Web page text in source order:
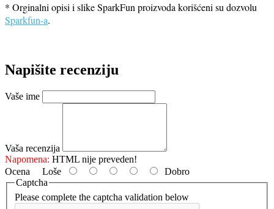
* Orginalni opisi i slike SparkFun proizvoda korišćeni su dozvolu
Sparkfun-a.
Napišite recenziju
Vaše ime
Vaša recenzija
Napomena: HTML nije preveden!
Ocena Loše
Dobro
Captcha
Please complete the captcha validation below